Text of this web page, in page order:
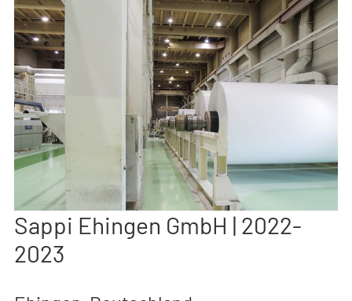
Sappi Ehingen GmbH | 2022-
2023